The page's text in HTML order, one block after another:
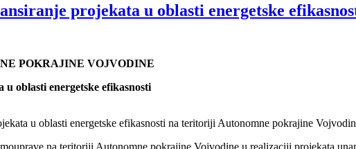
projekata u oblasti energetske
POKRAJINE VOJVODINE
oblasti energetske efikasnosti
u oblasti energetske efikasnosti na teritoriji Autonomne pokrajine
na teritoriji Autonomne pokrajine Vojvodine u realizaciji projekata